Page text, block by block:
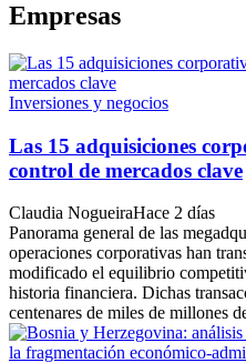
Empresas
Inversiones y negocios
Las 15 adquisiciones
control de mercados clave
Claudia NogueiraHace 2 días
Panorama general de las
operaciones corporativas han
modificado el equilibrio
historia financiera. Dichas
centenares de miles de millones